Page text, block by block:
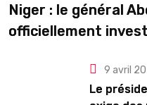
Niger : le général
officiellement
9 avril
Le